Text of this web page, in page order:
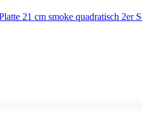
21 cm smoke quadratisch 2er